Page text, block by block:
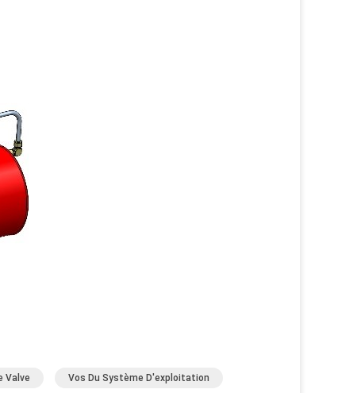
Valve Vos Du Système D'exploitation